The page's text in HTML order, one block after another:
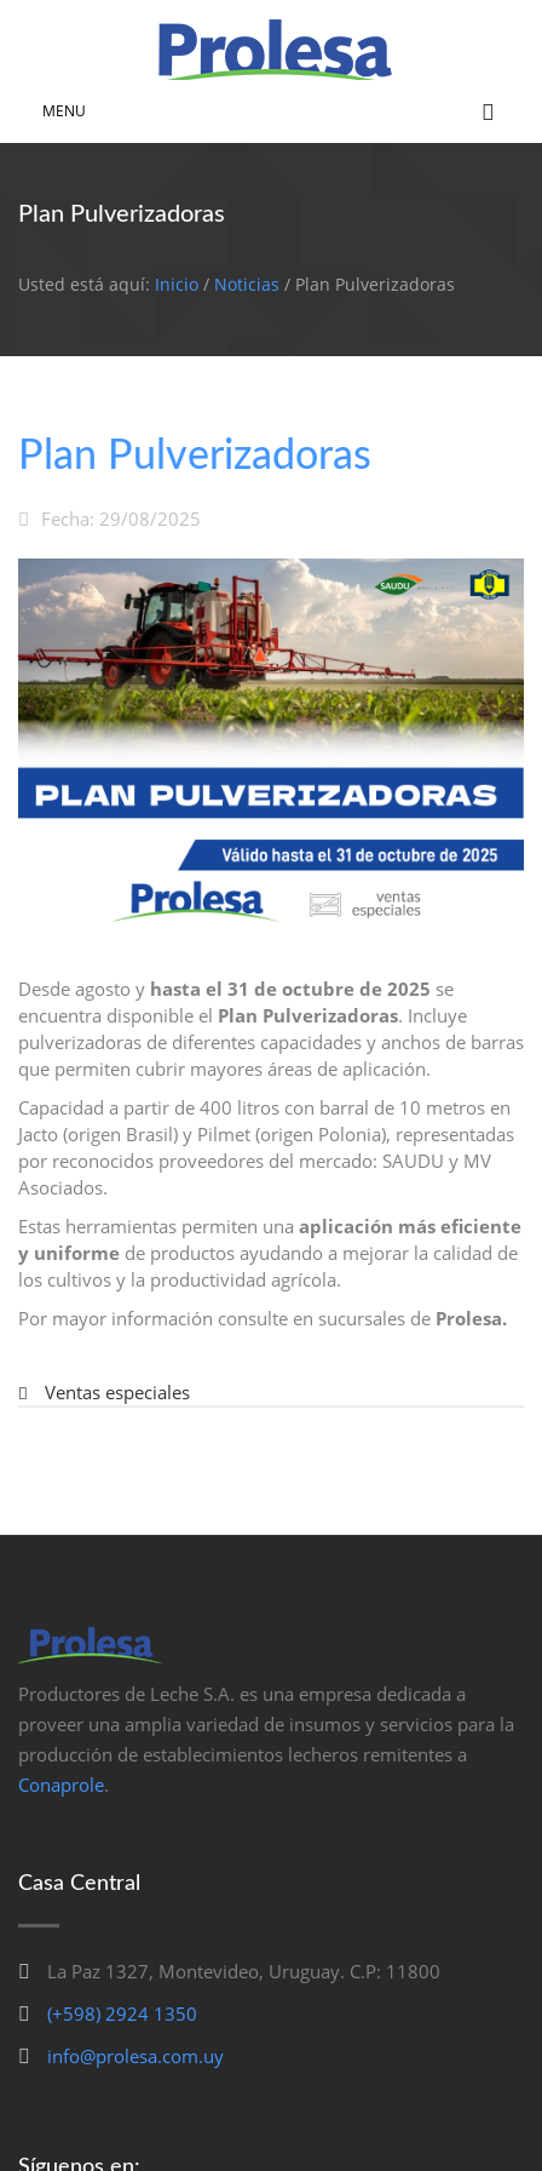
MENU
Plan Pulverizadoras
Usted está aquí: Inicio / Noticias / Plan Pulverizadoras
Plan Pulverizadoras
Fecha: 29/08/2025
Desde agosto y hasta el 31 de octubre de 2025 se
encuentra disponible el Plan Pulverizadoras. Incluye
pulverizadoras de diferentes capacidades y anchos de barras
que permiten cubrir mayores áreas de aplicación.
Capacidad a partir de 400 litros con barral de 10 metros en
Jacto (origen Brasil) y Pilmet (origen Polonia), representadas
por reconocidos proveedores del mercado: SAUDU y MV
Asociados.
Estas herramientas permiten una aplicación más eficiente
y uniforme de productos ayudando a mejorar la calidad de
los cultivos y la productividad agrícola.
Por mayor información consulte en sucursales de Prolesa.
Ventas especiales
Productores de Leche S.A. es una empresa dedicada a
proveer una amplia variedad de insumos y servicios para la
producción de establecimientos lecheros remitentes a
Conaprole.
Casa Central
La Paz 1327, Montevideo, Uruguay. C.P: 11800
(+598) 2924 1350
info@prolesa.com.uy